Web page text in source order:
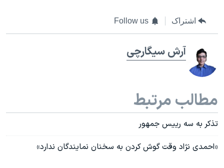
اشتراک Follow us
آرش سيگارچی
مطالب مرتبط
تذکر به سه رییس جمهور
«احمدی نژاد وقت گوش کردن به سخنان نمایندگان ندارد»